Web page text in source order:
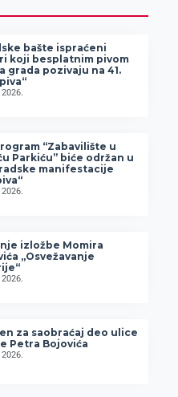
bašte ispraćeni
koji besplatnim pivom
grada pozivaju na 41.
“Zabavilište u
Parkiću” biće održan u
manifestacije
izložbe Momira
„Osvežavanje
za saobraćaj deo ulice
Petra Bojovića